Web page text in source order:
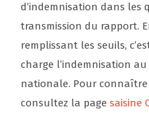
d’indemnisation dans les
transmission du rapport.
remplissant les seuils,
charge l’indemnisation
nationale. Pour connaître
consultez la page saisine